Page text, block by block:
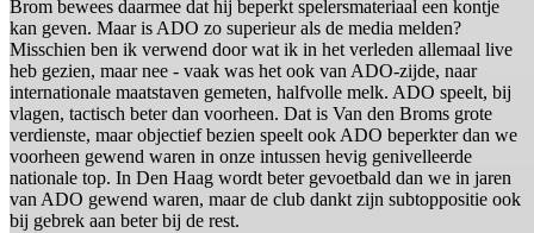
Brom bewees daarmee dat hij beperkt spelersmateriaal een kontje
kan geven. Maar is ADO zo superieur als de media melden?
Misschien ben ik verwend door wat ik in het verleden allemaal live
heb gezien, maar nee - vaak was het ook van ADO-zijde, naar
internationale maatstaven gemeten, halfvolle melk. ADO speelt, bij
vlagen, tactisch beter dan voorheen. Dat is Van den Broms grote
verdienste, maar objectief bezien speelt ook ADO beperkter dan we
voorheen gewend waren in onze intussen hevig genivelleerde
nationale top. In Den Haag wordt beter gevoetbald dan we in jaren
van ADO gewend waren, maar de club dankt zijn subtoppositie ook
bij gebrek aan beter bij de rest.